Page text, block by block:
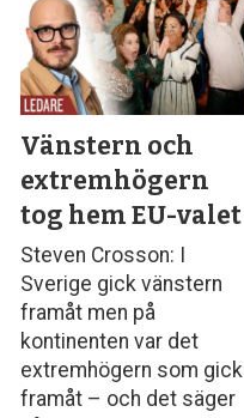
Vänstern och
extremhögern
tog hem EU-valet
Steven Crosson: I
Sverige gick vänstern
framåt men på
kontinenten var det
extremhögern som gick
framåt – och det säger